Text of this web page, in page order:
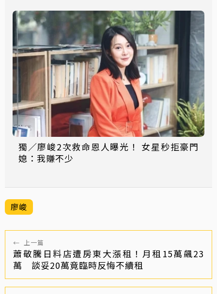
獨／廖峻2次救命恩人曝光！ 女星秒拒豪門
媳：我賺不少
廖峻
← 上一篇
蕭敬騰日料店遭房東大漲租！月租15萬飆23
萬 談妥20萬竟臨時反悔不續租